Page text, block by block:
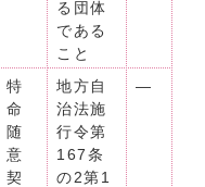
る団体
である
こと
特
命
随
意
契
地方自
治法施
行令第
167条
の2第1
―